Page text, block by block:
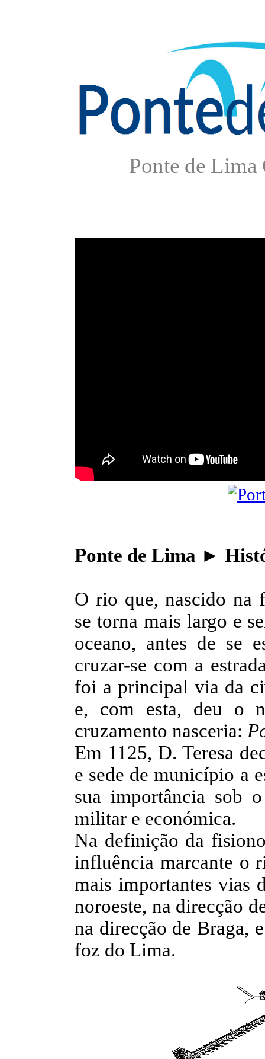
Ponte de Lima
Ponte de Lima ►
O rio que, nascido na
se torna mais largo e
oceano, antes de se
cruzar-se com a
foi a principal via da
e, com esta, deu o
cruzamento nasceria:
Em 1125, D. Teresa
e sede de município a
sua importância sob
militar e económica.
Na definição da
influência marcante o
mais importantes vias
noroeste, na direcção
na direcção de Braga,
foz do Lima.